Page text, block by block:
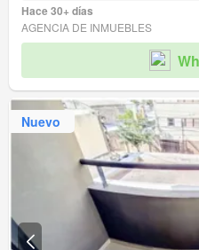
Hace 30+ días
AGENCIA DE INMUEBLES
Nuevo